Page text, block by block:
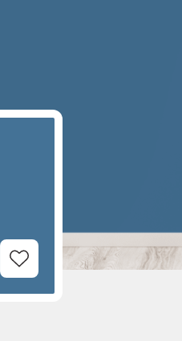
Add to Wishlist